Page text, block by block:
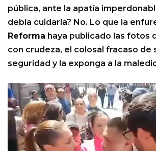
pública, ante la apatía
debía cuidarla? No. Lo que la
Reforma haya publicado las fotos
con crudeza, el colosal fracaso de
seguridad y la exponga a la